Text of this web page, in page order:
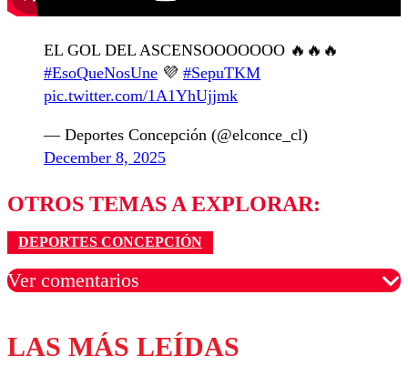
EL GOL DEL ASCENSOOOOOOO 🔥🔥🔥
#EsoQueNosUne 💜 #SepuTKM
pic.twitter.com/1A1YhUjjmk
— Deportes Concepción (@elconce_cl)
December 8, 2025
OTROS TEMAS A EXPLORAR:
DEPORTES CONCEPCIÓN
Ver comentarios
Los comentarios son moderados para garantizar un
diálogo respetuoso.
LAS MÁS LEÍDAS